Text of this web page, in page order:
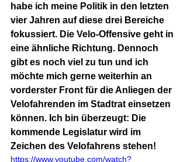
habe ich meine Politik in den letzten
vier Jahren auf diese drei Bereiche
fokussiert. Die Velo-Offensive geht in
eine ähnliche Richtung. Dennoch
gibt es noch viel zu tun und ich
möchte mich gerne weiterhin an
vorderster Front für die Anliegen der
Velofahrenden im Stadtrat einsetzen
können. Ich bin überzeugt: Die
kommende Legislatur wird im
Zeichen des Velofahrens stehen!
https://www.youtube.com/watch?